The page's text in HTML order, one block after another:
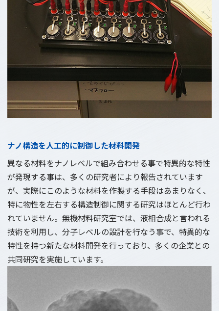
ナノ構造を人工的に制御した材料開発
異なる材料をナノレベルで組み合わせる事で特異的な特性
が発現する事は、多くの研究者により報告されています
が、実際にこのような材料を作製する手段はあまりなく、
特に物性を左右する構造制御に関する研究はほとんど行わ
れていません。無機材料研究室では、液相合成と言われる
技術を利用し、分子レベルの設計を行なう事で、特異的な
特性を持つ新たな材料開発を行っており、多くの企業との
共同研究を実施しています。